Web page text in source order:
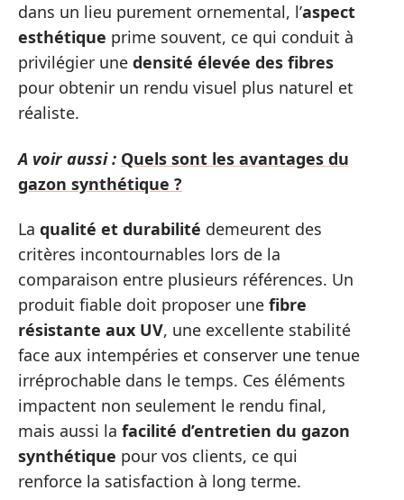
dans un lieu purement ornemental, l’aspect
esthétique prime souvent, ce qui conduit à
privilégier une densité élevée des fibres
pour obtenir un rendu visuel plus naturel et
réaliste.
A voir aussi : Quels sont les avantages du
gazon synthétique ?
La qualité et durabilité demeurent des
critères incontournables lors de la
comparaison entre plusieurs références. Un
produit fiable doit proposer une fibre
résistante aux UV, une excellente stabilité
face aux intempéries et conserver une tenue
irréprochable dans le temps. Ces éléments
impactent non seulement le rendu final,
mais aussi la facilité d’entretien du gazon
synthétique pour vos clients, ce qui
renforce la satisfaction à long terme.